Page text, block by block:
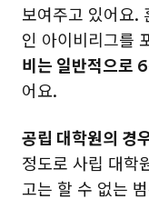
보여주고 있어요.
인 아이비리그를
비는 일반적으로
어요.
공립 대학원의 경
정도로 사립 대학
고는 할 수 없는